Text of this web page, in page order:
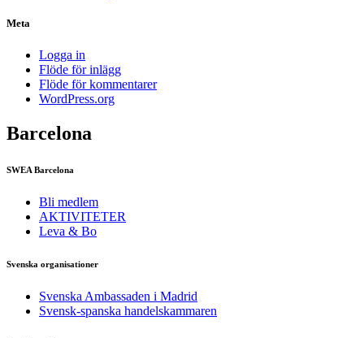
Meta
Logga in
Flöde för inlägg
Flöde för kommentarer
WordPress.org
Barcelona
SWEA Barcelona
Bli medlem
AKTIVITETER
Leva & Bo
Svenska organisationer
Svenska Ambassaden i Madrid
Svensk-spanska handelskammaren